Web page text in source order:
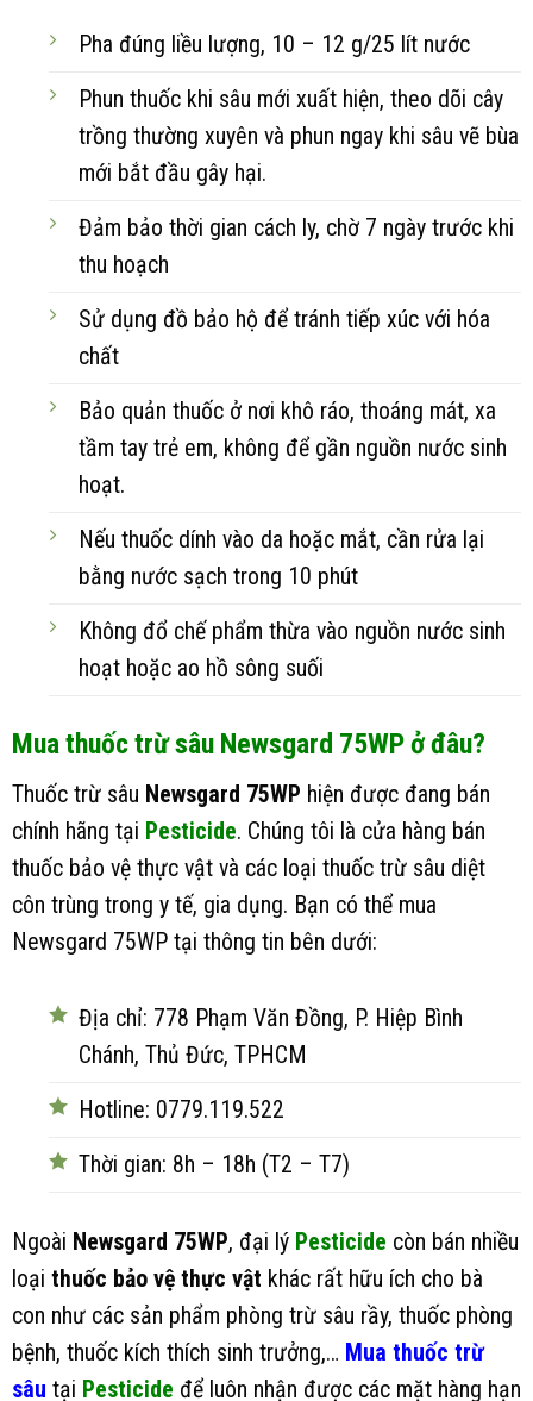
Pha đúng liều lượng, 10 – 12 g/25 lít nước
Phun thuốc khi sâu mới xuất hiện, theo dõi cây
trồng thường xuyên và phun ngay khi sâu vẽ bùa
mới bắt đầu gây hại.
Đảm bảo thời gian cách ly, chờ 7 ngày trước khi
thu hoạch
Sử dụng đồ bảo hộ để tránh tiếp xúc với hóa
chất
Bảo quản thuốc ở nơi khô ráo, thoáng mát, xa
tầm tay trẻ em, không để gần nguồn nước sinh
hoạt.
Nếu thuốc dính vào da hoặc mắt, cần rửa lại
bằng nước sạch trong 10 phút
Không đổ chế phẩm thừa vào nguồn nước sinh
hoạt hoặc ao hồ sông suối
Mua thuốc trừ sâu Newsgard 75WP ở đâu?
Thuốc trừ sâu Newsgard 75WP hiện được đang bán
chính hãng tại Pesticide. Chúng tôi là cửa hàng bán
thuốc bảo vệ thực vật và các loại thuốc trừ sâu diệt
côn trùng trong y tế, gia dụng. Bạn có thể mua
Newsgard 75WP tại thông tin bên dưới:
Địa chỉ: 778 Phạm Văn Đồng, P. Hiệp Bình
Chánh, Thủ Đức, TPHCM
Hotline: 0779.119.522
Thời gian: 8h – 18h (T2 – T7)
Ngoài Newsgard 75WP, đại lý Pesticide còn bán nhiều
loại thuốc bảo vệ thực vật khác rất hữu ích cho bà
con như các sản phẩm phòng trừ sâu rầy, thuốc phòng
bệnh, thuốc kích thích sinh trưởng,… Mua thuốc trừ
sâu tại Pesticide để luôn nhận được các mặt hàng hạn